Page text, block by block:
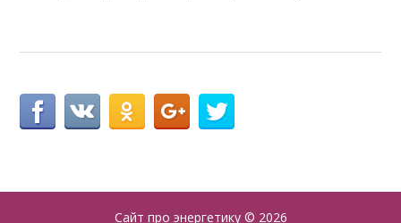
Сайт про энергетику© 2026